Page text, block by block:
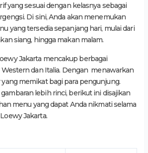
yang sesuai dengan kelasnya sebagai
Di sini, Anda akan menemukan
yang tersedia sepanjang hari, mulai dari
siang, hingga makan malam.
Jakarta mencakup berbagai
Western dan Italia. Dengan menawarkan
memikat bagi para pengunjung.
lebih rinci, berikut ini disajikan
menu yang dapat Anda nikmati selama
Jakarta.